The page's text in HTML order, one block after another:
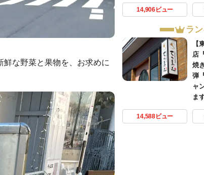
な野菜と果物を、お求めに
14,906ビュー
ラ
【
店
焼
弾
ャ
ま
14,588ビュー